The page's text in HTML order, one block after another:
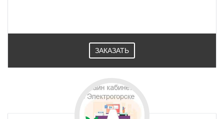
ЗАКАЗАТЬ